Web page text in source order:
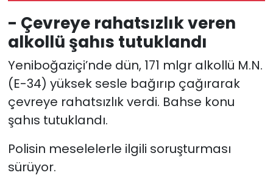
- Çevreye rahatsızlık veren
alkollü şahıs tutuklandı
Yeniboğaziçi’nde dün, 171 mlgr alkollü M.N.
(E-34) yüksek sesle bağırıp çağırarak
çevreye rahatsızlık verdi. Bahse konu
şahıs tutuklandı.
Polisin meselelerle ilgili soruşturması
sürüyor.